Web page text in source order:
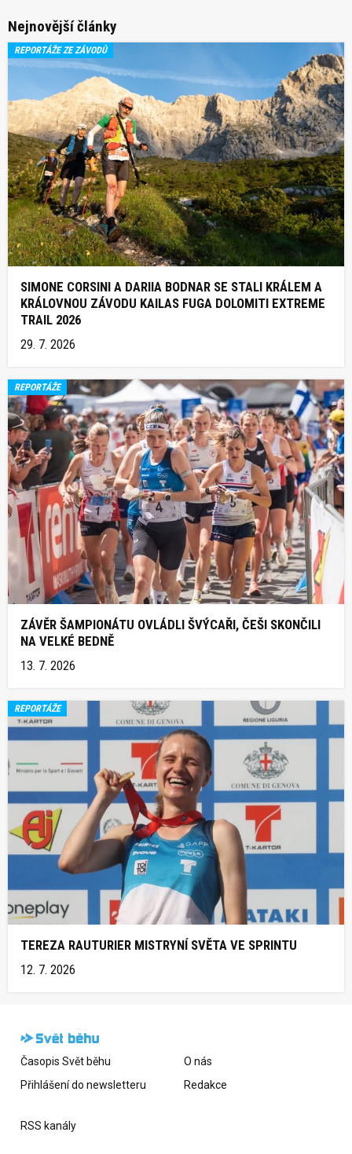
Nejnovější články
REPORTÁŽE ZE ZÁVODŮ
SIMONE CORSINI A DARIIA BODNAR SE STALI KRÁLEM A
KRÁLOVNOU ZÁVODU KAILAS FUGA DOLOMITI EXTREME
TRAIL 2026
29. 7. 2026
REPORTÁŽE
ZÁVĚR ŠAMPIONÁTU OVLÁDLI ŠVÝCAŘI, ČEŠI SKONČILI
NA VELKÉ BEDNĚ
13. 7. 2026
REPORTÁŽE
TEREZA RAUTURIER MISTRYNÍ SVĚTA VE SPRINTU
12. 7. 2026
Časopis Svět běhu
Přihlášení do newsletteru
O nás
Redakce
RSS kanály